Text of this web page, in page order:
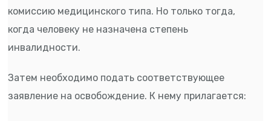
комиссию медицинского типа. Но только тогда,
когда человеку не назначена степень
инвалидности.
Затем необходимо подать соответствующее
заявление на освобождение. К нему прилагается: